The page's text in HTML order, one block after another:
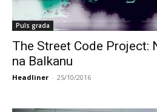
Puls grada
The Street Code Project:
na Balkanu
Headliner - 25/10/2016